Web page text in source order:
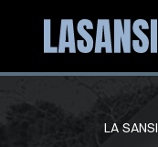
LA